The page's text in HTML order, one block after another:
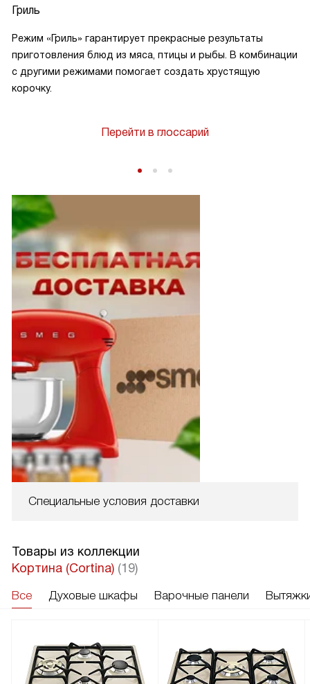
Гриль
Режим «Гриль» гарантирует прекрасные результаты
приготовления блюд из мяса, птицы и рыбы. В комбинации
с другими режимами помогает создать хрустящую
корочку.
Перейти в глоссарий
Специальные условия доставки
Товары из коллекции
Кортина (Cortina) (19)
Все Духовые шкафы Варочные панели